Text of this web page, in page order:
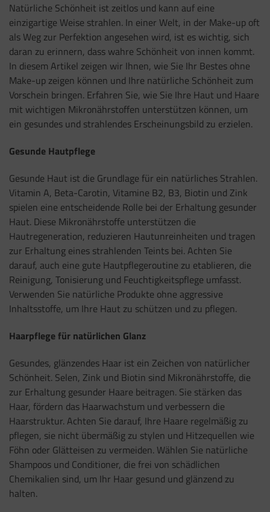
Natürliche Schönheit ist zeitlos und kann auf eine
einzigartige Weise strahlen. In einer Welt, in der Make-up oft
als Weg zur Perfektion angesehen wird, ist es wichtig, sich
daran zu erinnern, dass wahre Schönheit von innen kommt.
In diesem Artikel zeigen wir Ihnen, wie Sie Ihr Bestes ohne
Make-up zeigen können und Ihre natürliche Schönheit zum
Vorschein bringen. Erfahren Sie, wie Sie Ihre Haut und Haare
mit wichtigen Mikronährstoffen unterstützen können, um
ein gesundes und strahlendes Erscheinungsbild zu erzielen.
Gesunde Hautpflege
Gesunde Haut ist die Grundlage für ein natürliches Strahlen.
Vitamin A, Beta-Carotin, Vitamine B2, B3, Biotin und Zink
spielen eine entscheidende Rolle bei der Erhaltung gesunder
Haut. Diese Mikronährstoffe unterstützen die
Hautregeneration, reduzieren Hautunreinheiten und tragen
zur Erhaltung eines strahlenden Teints bei. Achten Sie
darauf, auch eine gute Hautpflegeroutine zu etablieren, die
Reinigung, Tonisierung und Feuchtigkeitspflege umfasst.
Verwenden Sie natürliche Produkte ohne aggressive
Inhaltsstoffe, um Ihre Haut zu schützen und zu pflegen.
Haarpflege für natürlichen Glanz
Gesundes, glänzendes Haar ist ein Zeichen von natürlicher
Schönheit. Selen, Zink und Biotin sind Mikronährstoffe, die
zur Erhaltung gesunder Haare beitragen. Sie stärken das
Haar, fördern das Haarwachstum und verbessern die
Haarstruktur. Achten Sie darauf, Ihre Haare regelmäßig zu
pflegen, sie nicht übermäßig zu stylen und Hitzequellen wie
Föhn oder Glätteisen zu vermeiden. Wählen Sie natürliche
Shampoos und Conditioner, die frei von schädlichen
Chemikalien sind, um Ihr Haar gesund und glänzend zu
halten.